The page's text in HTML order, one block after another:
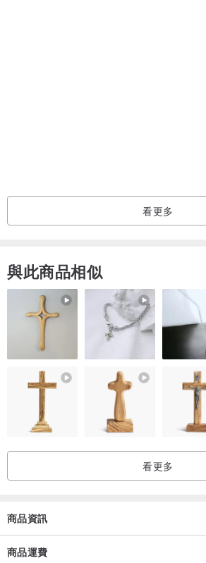
PS：袖子爲連肩袖，袖長爲連肩袖長。
面料：100%棉
里布：100%棉
看更多
與此商品相似
看更多
商品資訊
商品運費